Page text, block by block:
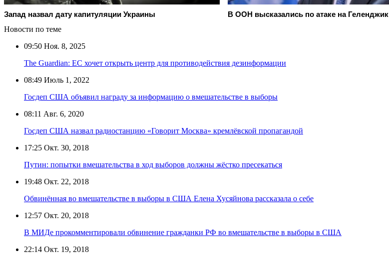
Запад назвал дату капитуляции Украины В ООН высказались по атаке на Геленджик
Новости по теме
09:50 Ноя. 8, 2025
The Guardian: ЕС хочет открыть центр для противодействия дезинформации
08:49 Июль 1, 2022
Госдеп США объявил награду за информацию о вмешательстве в выборы
08:11 Авг. 6, 2020
Госдеп США назвал радиостанцию «Говорит Москва» кремлёвской пропагандой
17:25 Окт. 30, 2018
Путин: попытки вмешательства в ход выборов должны жёстко пресекаться
19:48 Окт. 22, 2018
Обвинённая во вмешательстве в выборы в США Елена Хусяйнова рассказала о себе
12:57 Окт. 20, 2018
В МИДе прокомментировали обвинение гражданки РФ во вмешательстве в выборы в США
22:14 Окт. 19, 2018